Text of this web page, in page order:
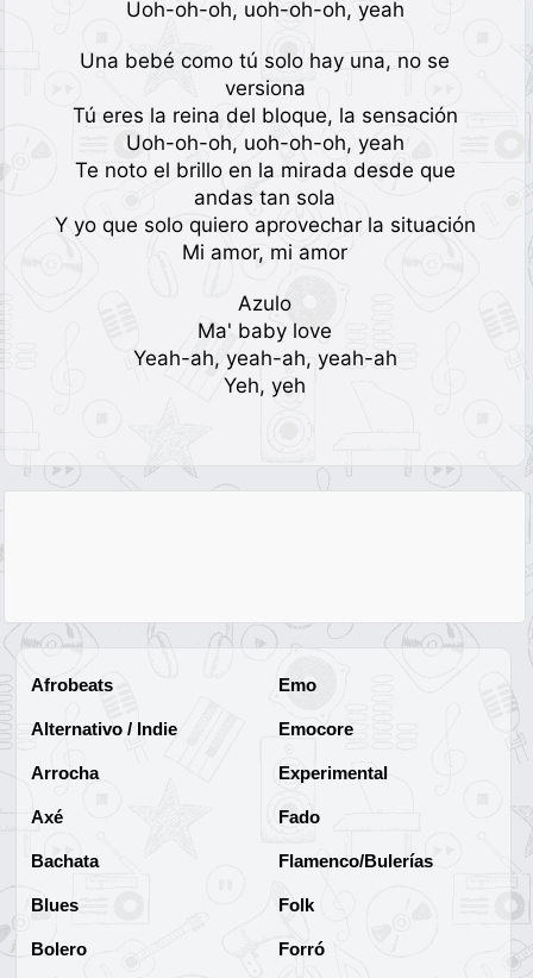
Uoh-oh-oh, uoh-oh-oh, yeah
Una bebé como tú solo hay una, no se
versiona
Tú eres la reina del bloque, la sensación
Uoh-oh-oh, uoh-oh-oh, yeah
Te noto el brillo en la mirada desde que
andas tan sola
Y yo que solo quiero aprovechar la situación
Mi amor, mi amor
Azulo
Ma' baby love
Yeah-ah, yeah-ah, yeah-ah
Yeh, yeh
Afrobeats
Alternativo / Indie
Arrocha
Axé
Bachata
Blues
Bolero
Emo
Emocore
Experimental
Fado
Flamenco/Bulerías
Folk
Forró